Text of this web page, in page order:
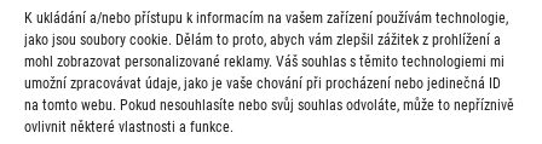
K ukládání a/nebo přístupu k informacím na vašem zařízení používám technologie,
jako jsou soubory cookie. Dělám to proto, abych vám zlepšil zážitek z prohlížení a
mohl zobrazovat personalizované reklamy. Váš souhlas s těmito technologiemi mi
umožní zpracovávat údaje, jako je vaše chování při procházení nebo jedinečná ID
na tomto webu. Pokud nesouhlasíte nebo svůj souhlas odvoláte, může to nepříznivě
ovlivnit některé vlastnosti a funkce.